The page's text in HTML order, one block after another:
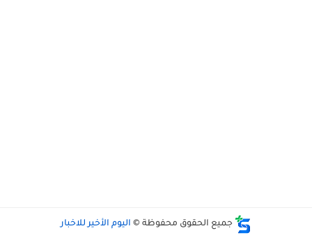
جميع الحقوق محفوظة © اليوم الأخير للاخبار